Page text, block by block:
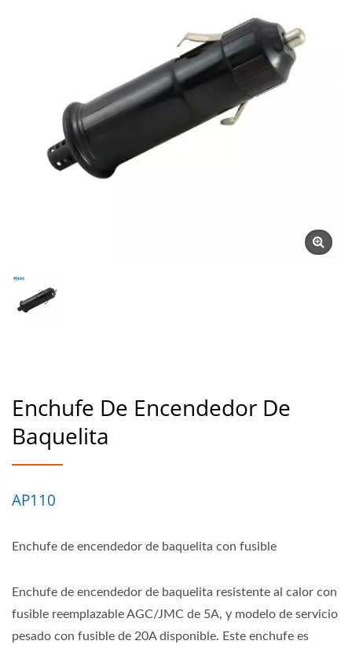
Enchufe De Encendedor De
Baquelita
AP110
Enchufe de encendedor de baquelita con fusible
Enchufe de encendedor de baquelita resistente al calor con
fusible reemplazable AGC/JMC de 5A, y modelo de servicio
pesado con fusible de 20A disponible. Este enchufe es